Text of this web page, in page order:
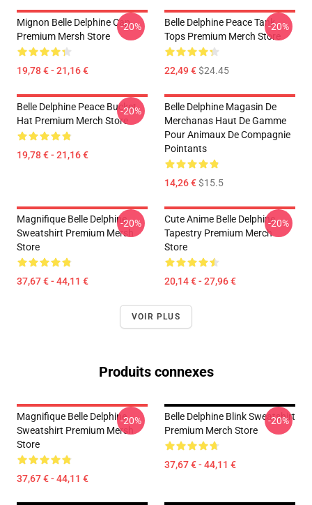
Mignon Belle Delphine Cap
Premium Mersh Store
19,78 € - 21,16 €
-20%
Belle Delphine Peace Tank
Tops Premium Merch Store
22,49 €$24.45
-20%
Belle Delphine Peace Bucket
Hat Premium Merch Store
19,78 € - 21,16 €
-20%
Belle Delphine Magasin De
Merchanas Haut De Gamme
Pour Animaux De Compagnie
Pointants
14,26 €$15.5
Magnifique Belle Delphine
Sweatshirt Premium Mersh
Store
37,67 € - 44,11 €
-20%
Cute Anime Belle Delphine
Tapestry Premium Merch
Store
20,14 € - 27,96 €
-20%
VOIR PLUS
Produits connexes
Magnifique Belle Delphine
Sweatshirt Premium Mersh
Store
37,67 € - 44,11 €
-20%
Belle Delphine Blink Sweatshirt
Premium Merch Store
37,67 € - 44,11 €
-20%